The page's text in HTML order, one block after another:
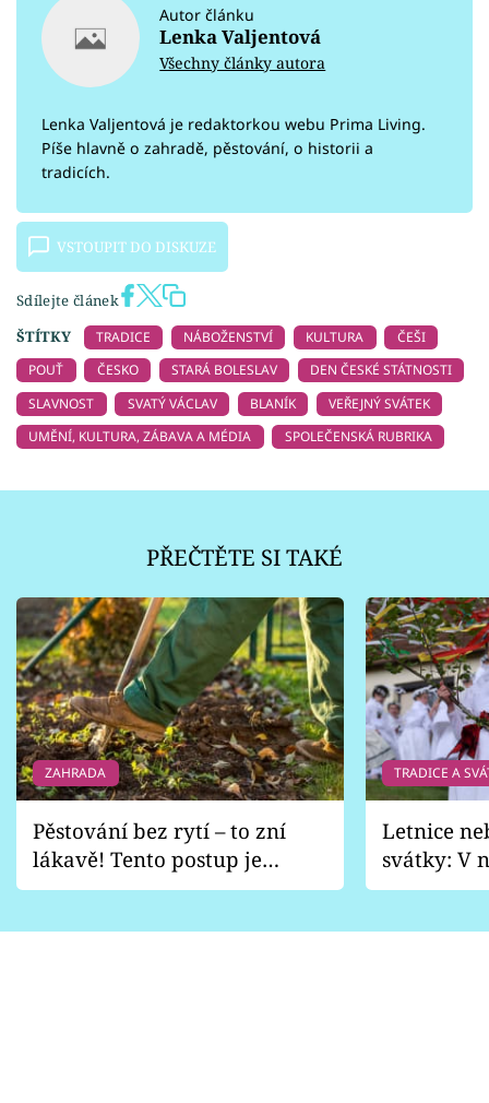
Autor článku
Lenka Valjentová
Všechny články autora
Lenka Valjentová je redaktorkou webu Prima Living.
Píše hlavně o zahradě, pěstování, o historii a
tradicích.
VSTOUPIT DO DISKUZE
Sdílejte článek
ŠTÍTKY
TRADICE NÁBOŽENSTVÍ KULTURA
ČEŠI
POUŤ
ČESKO STARÁ BOLESLAV
DEN ČESKÉ STÁTNOSTI
SLAVNOST
SVATÝ VÁCLAV BLANÍK
VEŘEJNÝ SVÁTEK
UMĚNÍ, KULTURA, ZÁBAVA A MÉDIA
SPOLEČENSKÁ RUBRIKA
PŘEČTĚTE SI TAKÉ
ZAHRADA
Pěstování bez rytí – to zní
lákavě! Tento postup je
vhodný jen pro některé
TRADICE A
Letnice
svátky: V
pondělí